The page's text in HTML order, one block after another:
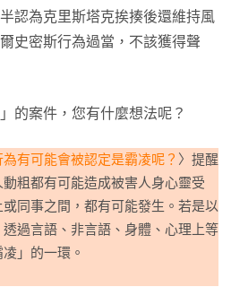
認為克里斯塔克挨揍後還維持風
史密斯行為過當，不該獲得聲
的案件，您有什麼想法呢？
有可能會被認定是霸凌呢？ 〉提醒
粗都有可能造成被害人身心靈受
同事之間，都有可能發生。若是以
過言語、非言語、身體、心理上等
」的一環。